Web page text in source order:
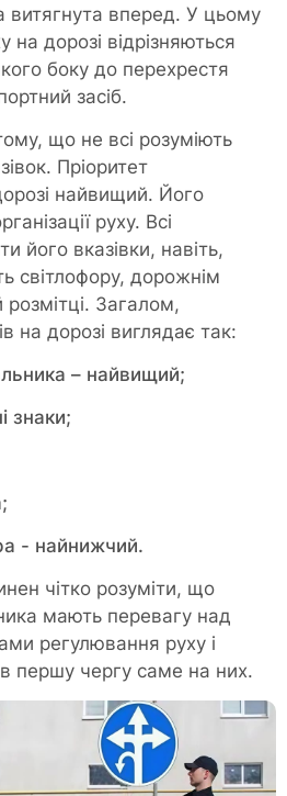
витягнута вперед. У цьому
на дорозі відрізняються
боку до перехрестя
засіб.
що не всі розуміють
Пріоритет
найвищий. Його
руху. Всі
його вказівки, навіть,
світлофору, дорожнім
Загалом,
на дорозі виглядає так:
– найвищий;
знаки;
- найнижчий.
чітко розуміти, що
мають перевагу над
регулювання руху і
в першу чергу саме на них.